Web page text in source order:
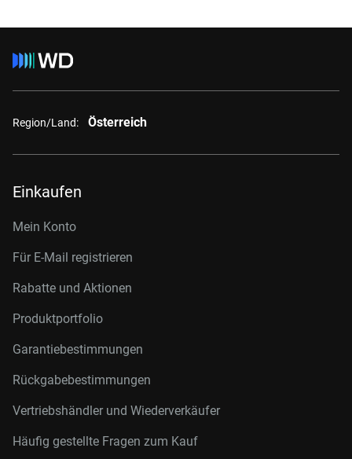
Region/Land: Österreich
Einkaufen
Mein Konto
Für E-Mail registrieren
Rabatte und Aktionen
Produktportfolio
Garantiebestimmungen
Rückgabebestimmungen
Vertriebshändler und Wiederverkäufer
Häufig gestellte Fragen zum Kauf